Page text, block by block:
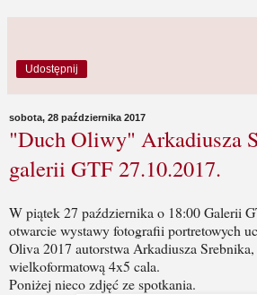
Udostępnij
sobota, 28 października 2017
"Duch Oliwy" Arkadiusza
galerii GTF 27.10.2017.
W piątek 27 października o 18:00 Galerii
otwarcie wystawy fotografii portretowych
Oliva 2017 autorstwa Arkadiusza
wielkoformatową 4x5 cala.
Poniżej nieco zdjęć ze spotkania.